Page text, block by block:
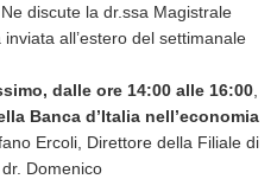
Ne discute la dr.ssa Magistrale
all’estero del settimanale
dalle ore 14:00 alle 16:00
Banca d’Italia nell’economia
Ercoli, Direttore della Filiale di
Domenico